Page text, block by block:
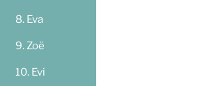
Eva
Zoë
Evi